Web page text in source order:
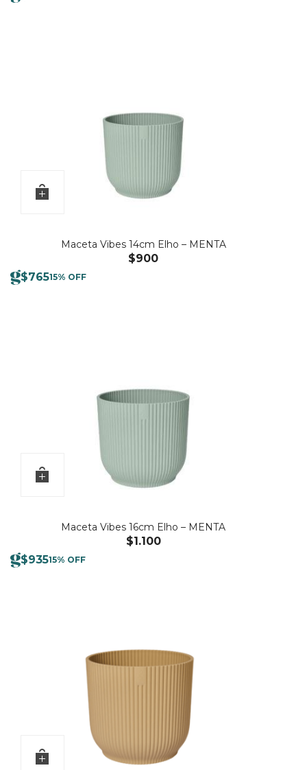
Maceta Vibes 14cm Elho – MENTA
$900
$76515% OFF
Maceta Vibes 16cm Elho – MENTA
$1.100
$93515% OFF